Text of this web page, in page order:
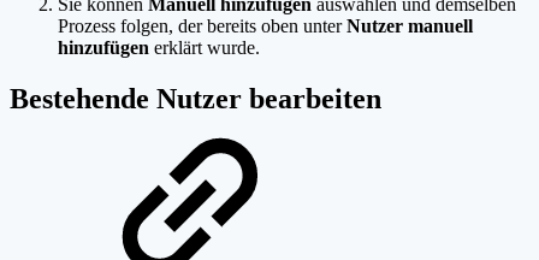
Sie können Manuell hinzufügen auswählen und demselben
Prozess folgen, der bereits oben unterNutzer manuell
hinzufügen erklärt wurde.
Bestehende Nutzer bearbeiten